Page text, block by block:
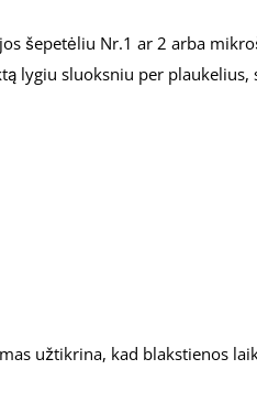
šepetėliu Nr.1 ​​ar 2 arba
lygiu sluoksniu per
užtikrina, kad blakstienos